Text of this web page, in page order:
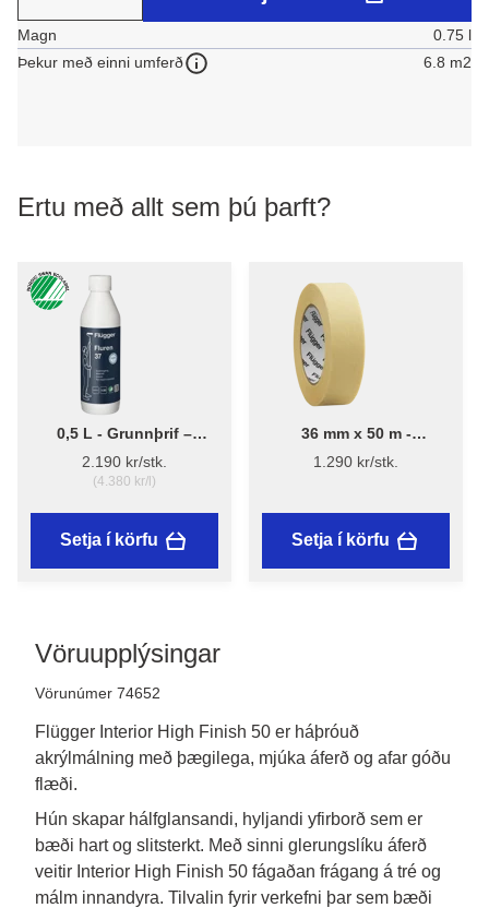
Magn
0.75 l
Þekur með einni umferð
6.8 m2
Ertu með allt sem þú þarft?
0,5 L - Grunnþrif –
Flügger Fluren 37
2.190 kr/stk.
(4.380 kr/l)
Setja í körfu
36 mm x 50 m -
Málningarlímband -
Flügger
1.290 kr/stk.
Setja í körfu
Vöruupplýsingar
Vörunúmer 74652
Flügger Interior High Finish 50 er háþróuð
akrýlmálning með þægilega, mjúka áferð og afar góðu
flæði.
Hún skapar hálfglansandi, hyljandi yfirborð sem er
bæði hart og slitsterkt. Með sinni glerungslíku áferð
veitir Interior High Finish 50 fágaðan frágang á tré og
málm innandyra. Tilvalin fyrir verkefni þar sem bæði